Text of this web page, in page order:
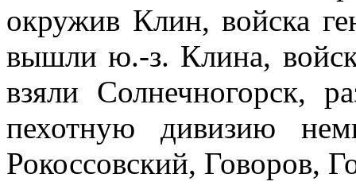
окружив Клин, войска
вышли ю.-з. Клина,
взяли Солнечногорск,
пехотную дивизию
Рокоссовский, Говоров,